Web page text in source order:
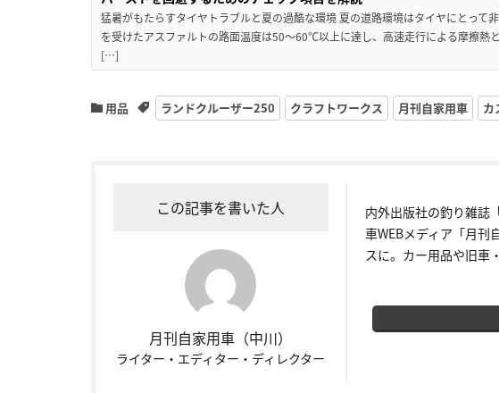
猛暑がもたらすタイヤトラブルと夏の過酷な環境 夏の道路環境はタイヤにとって
を受けたアスファルトの路面温度は50〜60℃以上に達し、高速走行による摩擦熱
[…]
用品 ランドクルーザー250 クラフトワークス 月刊自家用車 カ
この記事を書いた人
月刊自家用車（中川）
ライター・エディター・ディレクター
内外出版社の釣り雑誌
車WEBメディア「月刊
スに。カー用品や旧車